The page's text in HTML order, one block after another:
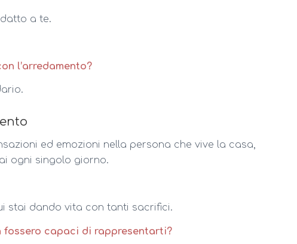
a te.
l’arredamento?
ed emozioni nella persona che vive la casa,
ogni singolo giorno.
stai dando vita con tanti sacrifici.
fossero capaci di rappresentarti?